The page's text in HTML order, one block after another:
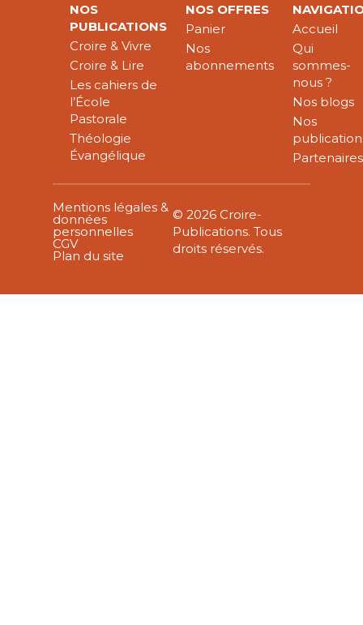
NOS
PUBLICATIONS
Croire & Vivre
Croire & Lire
Les cahiers de
l’École
Pastorale
Théologie
Évangélique
NOS OFFRES
Panier
Nos
abonnements
Accueil
Qui
sommes-
nous ?
Nos blogs
Nos
Partenaires
Mentions légales &
données
personnelles
CGV
Plan du site
© 2026 Croire-
Publications. Tous
droits réservés.